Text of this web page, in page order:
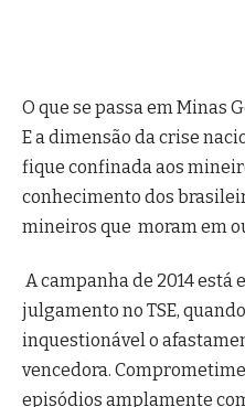
O que se passa em Minas
E a dimensão da crise
fique confinada aos
conhecimento dos
mineiros que moram em
A campanha de 2014 está
julgamento no TSE,
inquestionável o
vencedora.
episódios amplamente